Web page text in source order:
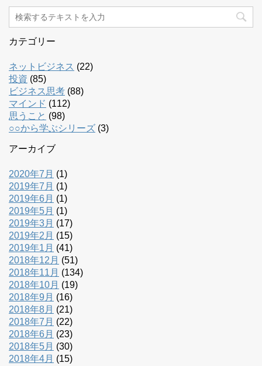
カテゴリー
ネットビジネス (22)
投資 (85)
ビジネス思考 (88)
マインド (112)
思うこと (98)
○○から学ぶシリーズ (3)
アーカイブ
2020年7月 (1)
2019年7月 (1)
2019年6月 (1)
2019年5月 (1)
2019年3月 (17)
2019年2月 (15)
2019年1月 (41)
2018年12月 (51)
2018年11月 (134)
2018年10月 (19)
2018年9月 (16)
2018年8月 (21)
2018年7月 (22)
2018年6月 (23)
2018年5月 (30)
2018年4月 (15)